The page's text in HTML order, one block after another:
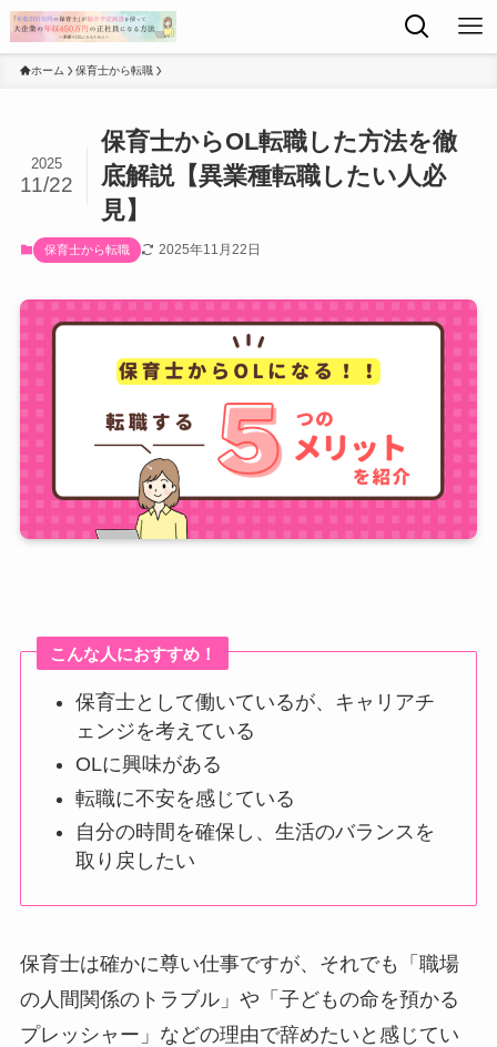
ホーム 保育士から転職
保育士からOL転職した方法を徹
底解説【異業種転職したい人必
見】
2025
11/22
保育士から転職 2025年11月22日
こんな人におすすめ！
保育士として働いているが、キャリアチ
ェンジを考えている
OLに興味がある
転職に不安を感じている
自分の時間を確保し、生活のバランスを
取り戻したい
保育士は確かに尊い仕事ですが、それでも「職場
の人間関係のトラブル」や「子どもの命を預かる
プレッシャー」などの理由で辞めたいと感じてい